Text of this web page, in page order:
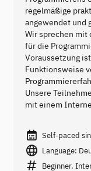
regelmäßige
angewendet und
Wir sprechen mit
für die
Voraussetzung
Funktionsweise
Unsere
mit einem
Self-paced
Language:
Beginner,